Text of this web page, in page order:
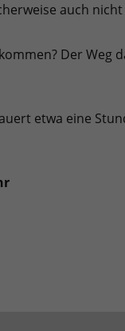
auch
Der Weg
etwa eine